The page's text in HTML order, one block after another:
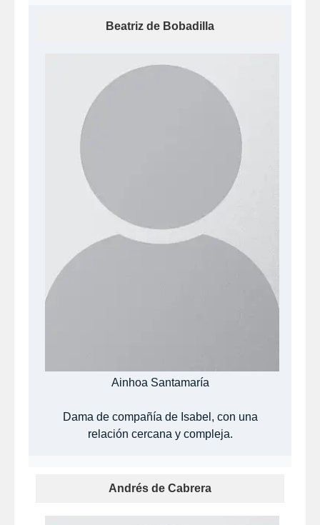
Beatriz de Bobadilla
Ainhoa Santamaría
Dama de compañía de Isabel, con una
relación cercana y compleja.
Andrés de Cabrera